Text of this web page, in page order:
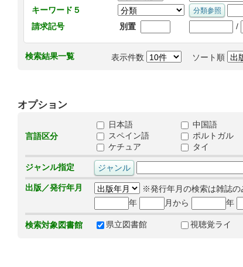
キーワード５
請求記号
別置 /
検索結果一覧 表示件数 ソート順
オプション
言語区分
日本語 中国語
スペイン語
ポルトガル
ケチュア
タイ
ジャンル指定
出版／発行年月
※発行年月の検索は雑誌の
年
月から 年
検索対象図書館 県立図書館 視聴覚ライ